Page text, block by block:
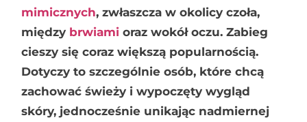
mimicznych, zwłaszcza w okolicy czoła,
między brwiami oraz wokół oczu. Zabieg
cieszy się coraz większą popularnością.
Dotyczy to szczególnie osób, które chcą
zachować świeży i wypoczęty wygląd
skóry, jednocześnie unikając nadmiernej